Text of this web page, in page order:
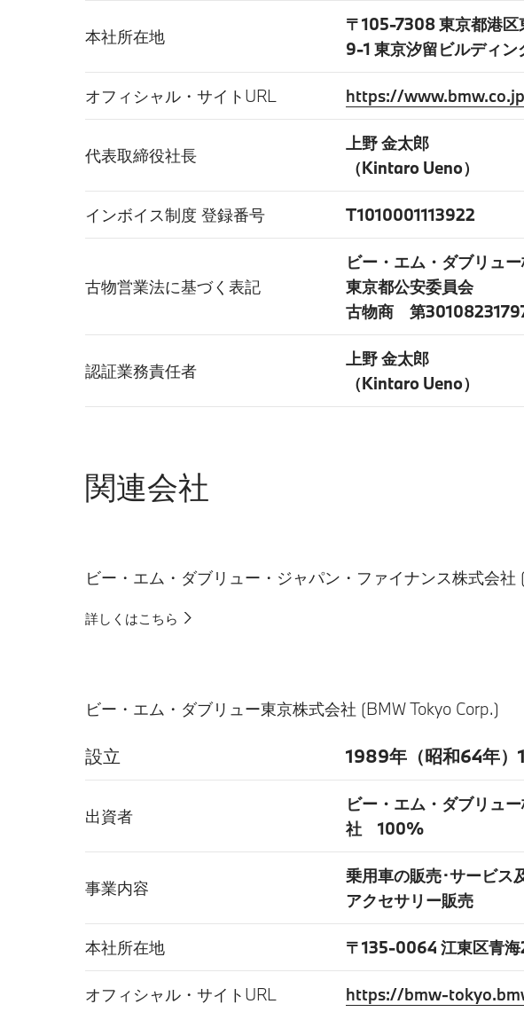
本社所在地
〒105-7308 東京都港区
9-1 東京汐留ビルディン
オフィシャル・サイトURL https://
代表取締役社長
上野 金太郎
（Kintaro Ueno）
インボイス制度 登録番号 T1010001113922
古物営業法に基づく表記
ビー・エム・ダブリュ
東京都公安委員会
古物商 第
認証業務責任者
上野 金太郎
（Kintaro Ueno）
関連会社
ビー・エム・ダブリュー・ジャパン・ファイナンス株式会社
詳しくはこちら
ビー・エム・ダブリュー東京株式会社 (BMW Tokyo Corp.)
設立 1989年（昭和64年）
出資者
ビー・エム・ダブリュ
社 100%
事業内容
乗用車の販売･サービス
アクセサリー販売
本社所在地 〒135-0064 江東区青
オフィシャル・サイトURL https://bmw-